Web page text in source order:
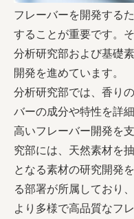
フレーバーを開発する
することが重要です。
分析研究部および基礎
開発を進めています。
分析研究部では、香り
バーの成分や特性を詳
高いフレーバー開発を
究部には、天然素材を
となる素材の研究開発
る部署が所属しており
より多様で高品質なフ